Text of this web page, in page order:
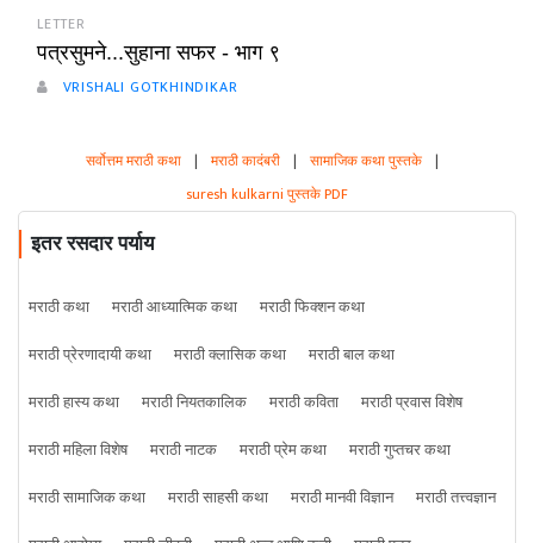
LETTER
पत्रसुमने...सुहाना सफर - भाग ९
VRISHALI GOTKHINDIKAR
सर्वोत्तम मराठी कथा | मराठी कादंबरी | सामाजिक कथा पुस्तके |
suresh kulkarni पुस्तके PDF
इतर रसदार पर्याय
मराठी कथा मराठी आध्यात्मिक कथा
मराठी फिक्शन कथा
मराठी प्रेरणादायी कथा
मराठी क्लासिक कथा
मराठी बाल कथा
मराठी हास्य कथा
मराठी नियतकालिक मराठी कविता
मराठी प्रवास विशेष
मराठी महिला विशेष
मराठी नाटक मराठी प्रेम कथा
मराठी गुप्तचर कथा
मराठी सामाजिक कथा
मराठी साहसी कथा मराठी मानवी विज्ञान
मराठी तत्त्वज्ञान